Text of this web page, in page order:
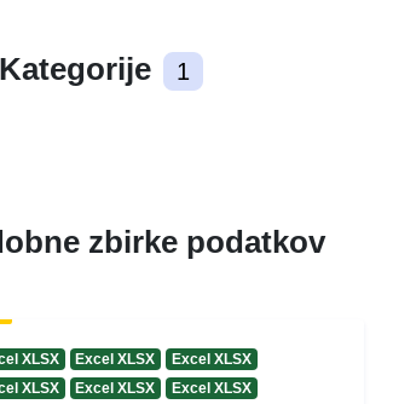
Kategorije 1
zbirke podatkov
XLSX Excel XLSX
Excel XLSX
XLSX
Excel XLSX
Excel XLSX